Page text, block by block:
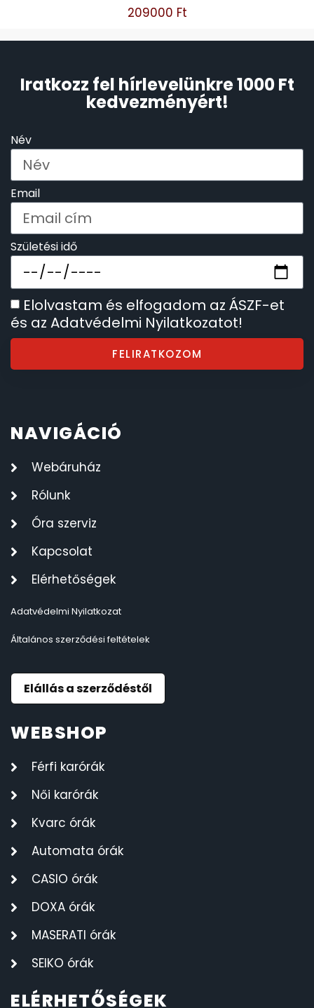
209000 Ft
Iratkozz fel hírlevelünkre 1000 Ft
kedvezményért!
Név
Email
Születési idő
Elolvastam és elfogadom az ÁSZF-et
és az Adatvédelmi Nyilatkozatot!
FELIRATKOZOM
NAVIGÁCIÓ
Webáruház
Rólunk
Óra szerviz
Kapcsolat
Elérhetőségek
Adatvédelmi Nyilatkozat
Általános szerződési feltételek
Elállás a szerződéstől
WEBSHOP
Férfi karórák
Női karórák
Kvarc órák
Automata órák
CASIO órák
DOXA órák
MASERATI órák
SEIKO órák
ELÉRHETŐSÉGEK